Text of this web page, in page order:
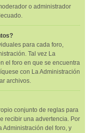
o administrador
para cada foro,
Tal vez La
el foro en que se encuentra
con La Administración
archivos.
conjunto de reglas para
recibir una advertencia. Por
Administración del foro, y